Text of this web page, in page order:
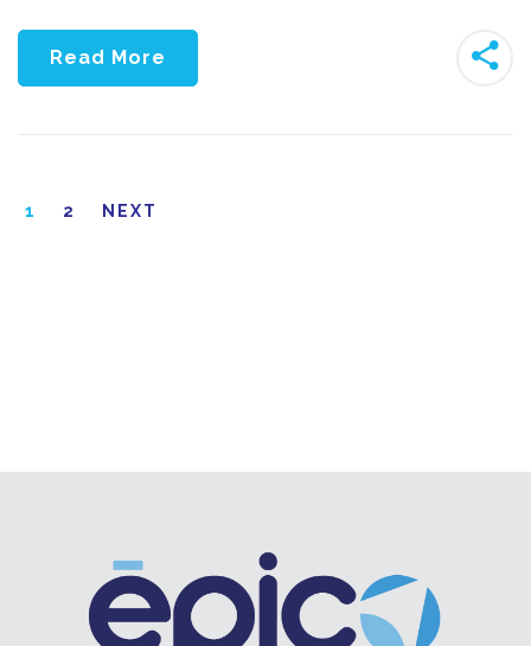
Read More
1 2 NEXT